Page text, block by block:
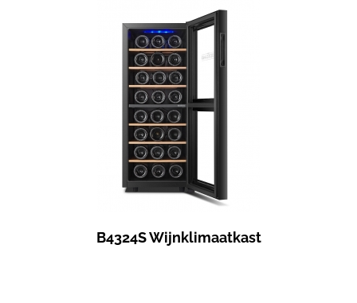
B4324S Wijnklimaatkast